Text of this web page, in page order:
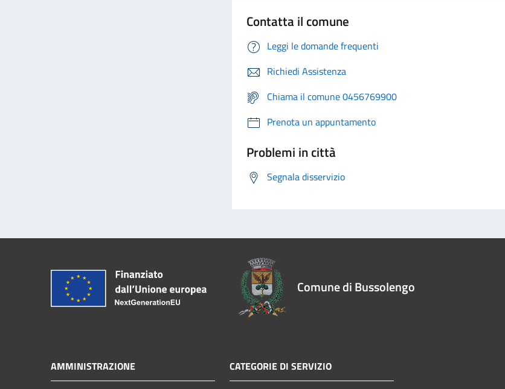
Contatta il comune
Leggi le domande frequenti
Richiedi Assistenza
Chiama il comune 0456769900
Prenota un appuntamento
Problemi in città
Segnala disservizio
Comune di Bussolengo
AMMINISTRAZIONE CATEGORIE DI SERVIZIO